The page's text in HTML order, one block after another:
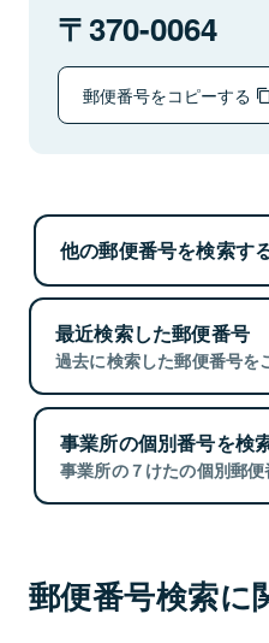
370-0064
郵便番号をコピーする
他の郵便番号を検索す
最近検索した郵便番号
過去に検索した郵便番号を
事業所の個別番号を検
事業所の７けたの個別郵便
郵便番号検索に